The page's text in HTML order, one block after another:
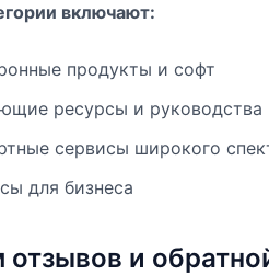
включают:
продукты и софт
ресурсы и руководства
сервисы широкого
для бизнеса
и